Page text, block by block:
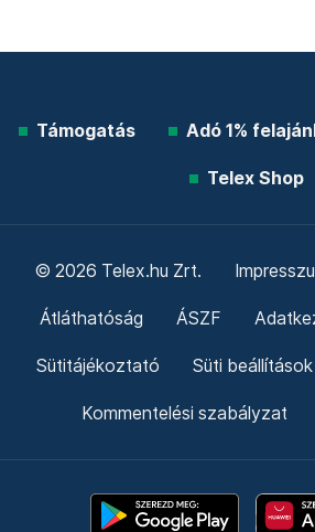
Támogatás Adó 1%
Telex Shop
© 2026 Telex.hu Zrt.
Átláthatóság ÁSZF
Sütitájékoztató Süti beállítások
Kommentelési szabályzat